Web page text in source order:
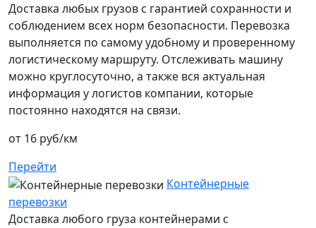
Доставка любых грузов с гарантией сохранности и
соблюдением всех норм безопасности. Перевозка
выполняется по самому удобному и проверенному
логистическому маршруту. Отслеживать машину
можно круглосуточно, а также вся актуальная
информация у логистов компании, которые
постоянно находятся на связи.
от 16 руб/км
Перейти
Контейнерные
перевозки
Доставка любого груза контейнерами с